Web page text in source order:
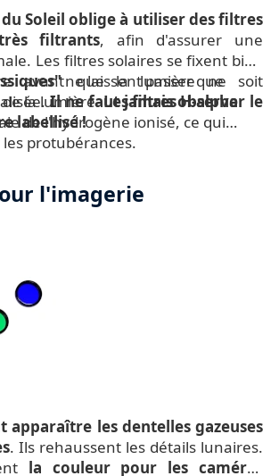
Soleil oblige à utiliser des filtres
filtrants, afin d'assurer une
Les filtres solaires se fixent bien
avant que la lumière ne soit
Il ne faut jamais observer le
labellisé !
ne laissent passer que
la lumière.Les filtres H-alpha
de l'hydrogène ionisé, ce qui
protubérances.
l'imagerie
apparaître les dentelles gazeuses
. Ils rehaussent les détails lunaires.
la couleur pour les caméras